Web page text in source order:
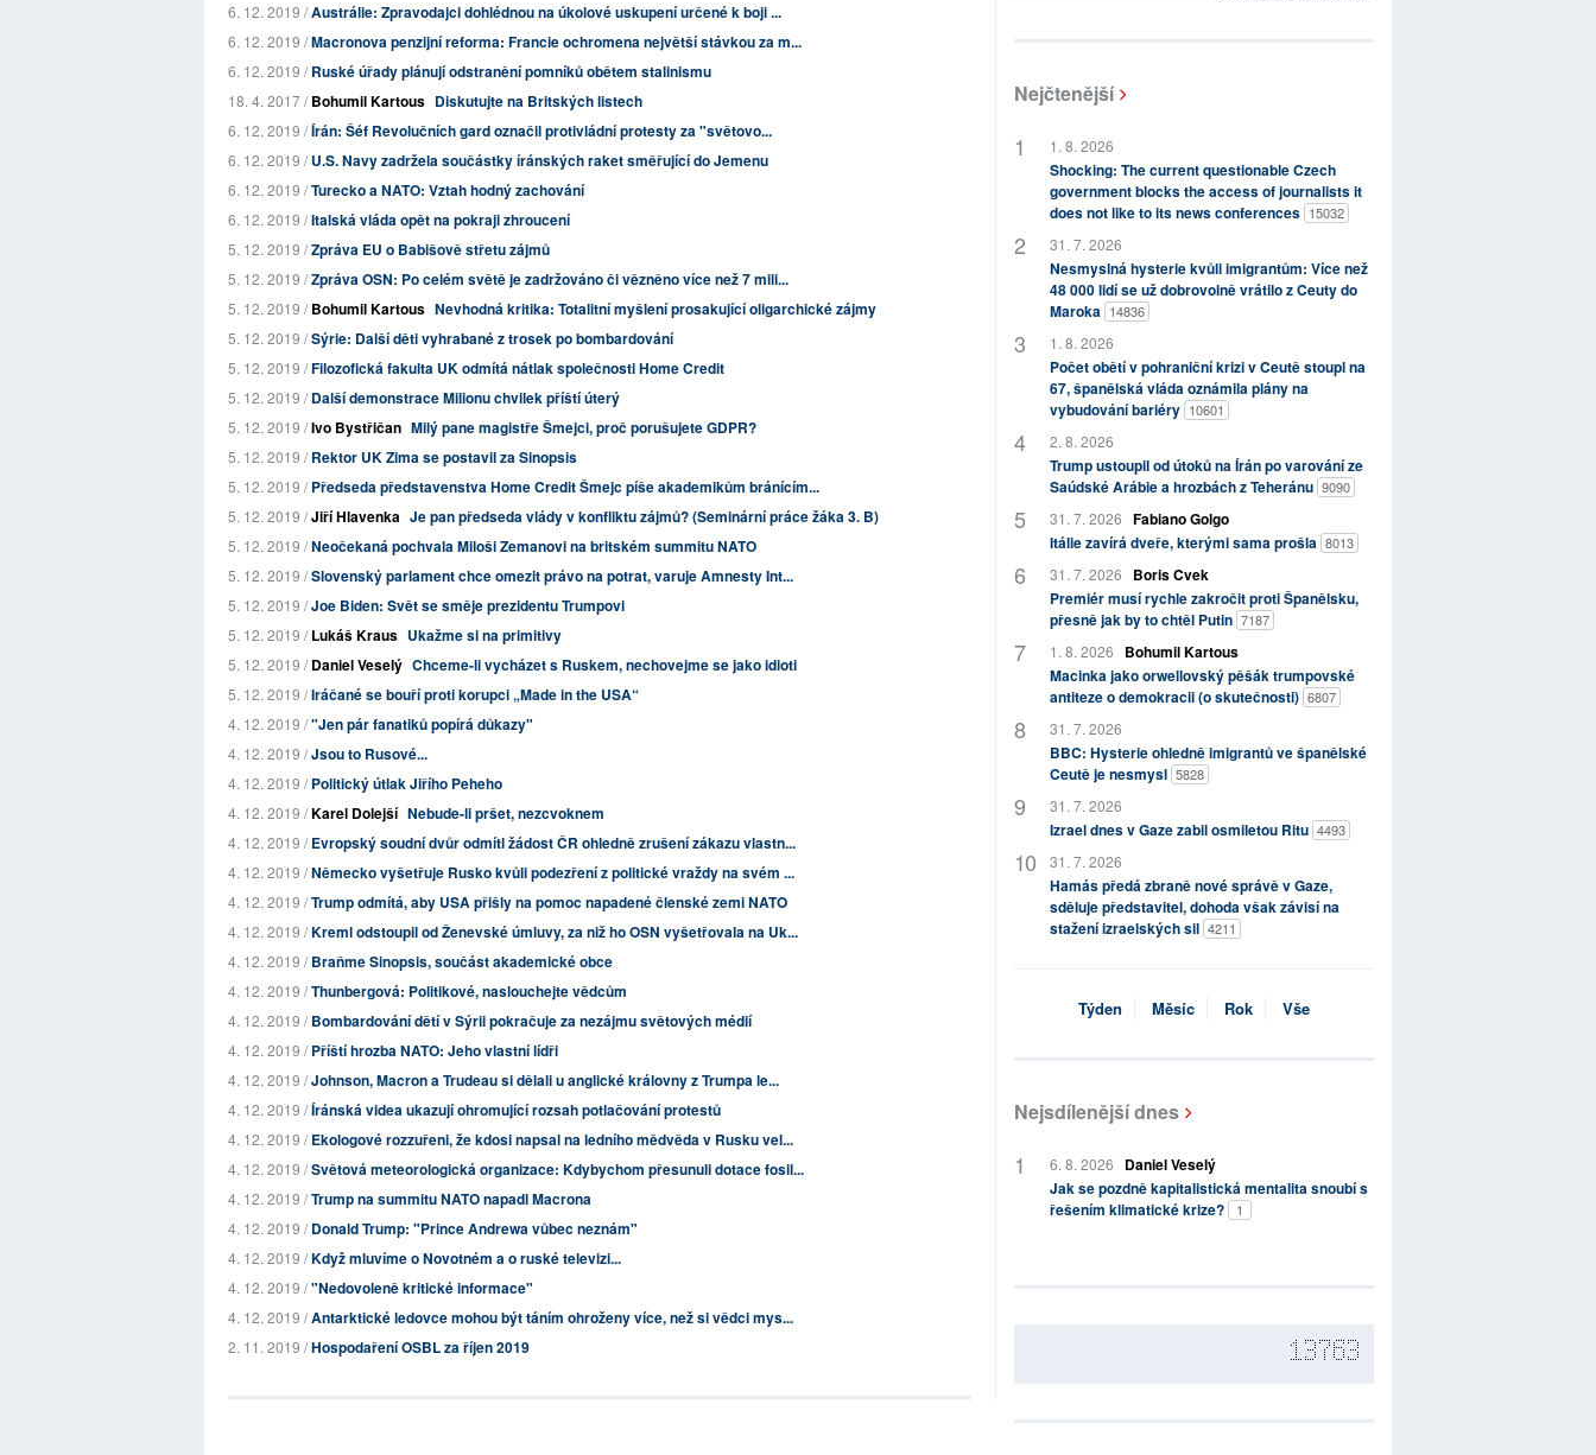
6. 12. 2019 /Austrálie: Zpravodajci dohlédnou na úkolové uskupení určené k boji ...
6. 12. 2019 /Macronova penzijní reforma: Francie ochromena největší stávkou za m...
6. 12. 2019 /Ruské úřady plánují odstranění pomníků obětem stalinismu
18. 4. 2017 /Bohumil Kartous Diskutujte na Britských listech
6. 12. 2019 /Írán: Šéf Revolučních gard označil protivládní protesty za "světovo...
6. 12. 2019 /U.S. Navy zadržela součástky íránských raket směřující do Jemenu
6. 12. 2019 /Turecko a NATO: Vztah hodný zachování
6. 12. 2019 /Italská vláda opět na pokraji zhroucení
5. 12. 2019 /Zpráva EU o Babišově střetu zájmů
5. 12. 2019 /Zpráva OSN: Po celém světě je zadržováno či vězněno více než 7 mili...
5. 12. 2019 /Bohumil Kartous Nevhodná kritika: Totalitní myšlení prosakující oligarchické zájmy
5. 12. 2019 /Sýrie: Další děti vyhrabané z trosek po bombardování
5. 12. 2019 /Filozofická fakulta UK odmítá nátlak společnosti Home Credit
5. 12. 2019 /Další demonstrace Milionu chvilek příští úterý
5. 12. 2019 /Ivo Bystřičan Milý pane magistře Šmejci, proč porušujete GDPR?
5. 12. 2019 /Rektor UK Zima se postavil za Sinopsis
5. 12. 2019 /Předseda představenstva Home Credit Šmejc píše akademikům bránícím...
5. 12. 2019 /Jiří Hlavenka Je pan předseda vlády v konfliktu zájmů? (Seminární práce žáka 3. B)
5. 12. 2019 /Neočekaná pochvala Miloši Zemanovi na britském summitu NATO
5. 12. 2019 /Slovenský parlament chce omezit právo na potrat, varuje Amnesty Int...
5. 12. 2019 /Joe Biden: Svět se směje prezidentu Trumpovi
5. 12. 2019 /Lukáš Kraus Ukažme si na primitivy
5. 12. 2019 /Daniel Veselý Chceme-li vycházet s Ruskem, nechovejme se jako idioti
5. 12. 2019 /Iráčané se bouří proti korupci „Made in the USA“
4. 12. 2019 /"Jen pár fanatiků popírá důkazy"
4. 12. 2019 /Jsou to Rusové...
4. 12. 2019 /Politický útlak Jiřího Peheho
4. 12. 2019 /Karel Dolejší Nebude-li pršet, nezcvoknem
4. 12. 2019 /Evropský soudní dvůr odmítl žádost ČR ohledně zrušení zákazu vlastn...
4. 12. 2019 /Německo vyšetřuje Rusko kvůli podezření z politické vraždy na svém ...
4. 12. 2019 /Trump odmítá, aby USA přišly na pomoc napadené členské zemi NATO
4. 12. 2019 /Kreml odstoupil od Ženevské úmluvy, za niž ho OSN vyšetřovala na Uk...
4. 12. 2019 /Braňme Sinopsis, součást akademické obce
4. 12. 2019 /Thunbergová: Politikové, naslouchejte vědcům
4. 12. 2019 /Bombardování dětí v Sýrii pokračuje za nezájmu světových médií
4. 12. 2019 /Příští hrozba NATO: Jeho vlastní lídři
4. 12. 2019 /Johnson, Macron a Trudeau si dělali u anglické královny z Trumpa le...
4. 12. 2019 /Íránská videa ukazují ohromující rozsah potlačování protestů
4. 12. 2019 /Ekologové rozzuřeni, že kdosi napsal na ledního mědvěda v Rusku vel...
4. 12. 2019 /Světová meteorologická organizace: Kdybychom přesunuli dotace fosil...
4. 12. 2019 /Trump na summitu NATO napadl Macrona
4. 12. 2019 /Donald Trump: "Prince Andrewa vůbec neznám"
4. 12. 2019 /Když mluvíme o Novotném a o ruské televizi...
4. 12. 2019 /"Nedovoleně kritické informace"
4. 12. 2019 /Antarktické ledovce mohou být táním ohroženy více, než si vědci mys...
2. 11. 2019 /Hospodaření OSBL za říjen 2019
Nejčtenější
1. 8. 2026
Shocking: The current questionable Czech
government blocks the access of journalists it
does not like to its news conferences 15032
31. 7. 2026
Nesmyslná hysterie kvůli imigrantům: Více než
48 000 lidí se už dobrovolně vrátilo z Ceuty do
Maroka 14836
1. 8. 2026
Počet obětí v pohraniční krizi v Ceutě stoupl na
67, španělská vláda oznámila plány na
vybudování bariéry 10601
2. 8. 2026
Trump ustoupil od útoků na Írán po varování ze
Saúdské Arábie a hrozbách z Teheránu 9090
31. 7. 2026 Fabiano Golgo
Itálie zavírá dveře, kterými sama prošla 8013
31. 7. 2026
Boris Cvek
Premiér musí rychle zakročit proti Španělsku,
přesně jak by to chtěl Putin 7187
1. 8. 2026
Bohumil Kartous
Macinka jako orwellovský pěšák trumpovské
antiteze o demokracii (o skutečnosti) 6807
31. 7. 2026
BBC: Hysterie ohledně imigrantů ve španělské
Ceutě je nesmysl 5828
31. 7. 2026
Izrael dnes v Gaze zabil osmiletou Ritu 4493
31. 7. 2026
Hamás předá zbraně nové správě v Gaze,
sděluje představitel, dohoda však závisí na
stažení izraelských sil 4211
Týden Měsíc Rok Vše
Nejsdílenější dnes
6. 8. 2026
Daniel Veselý
Jak se pozdně kapitalistická mentalita snoubí s
řešením klimatické krize?
1
13763